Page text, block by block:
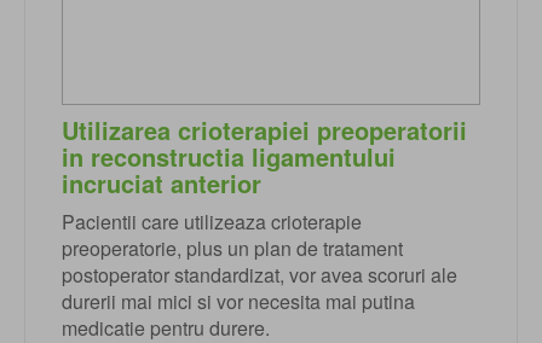
Utilizarea crioterapiei preoperatorii
in reconstructia ligamentului
incruciat anterior
Pacientii care utilizeaza crioterapie
preoperatorie, plus un plan de tratament
postoperator standardizat, vor avea scoruri ale
durerii mai mici si vor necesita mai putina
medicatie pentru durere.